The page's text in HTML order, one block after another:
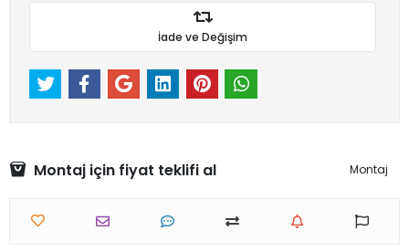
İade ve Değişim
Montaj için fiyat teklifi al Montaj